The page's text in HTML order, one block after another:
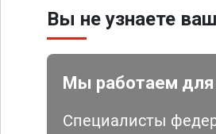
Вы не узнаете
Мы работаем для
Специалисты